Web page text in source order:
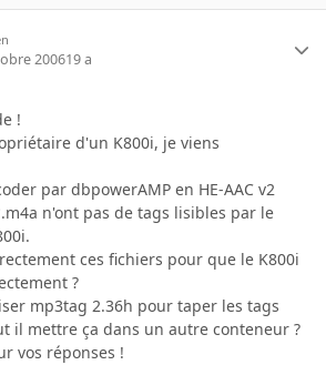
200619 a
!
d'un K800i, je viens
par dbpowerAMP en HE-AAC v2
n'ont pas de tags lisibles par le
ces fichiers pour que le K800i
?
mp3tag 2.36h pour taper les tags
il mettre ça dans un autre conteneur ?
vos réponses !